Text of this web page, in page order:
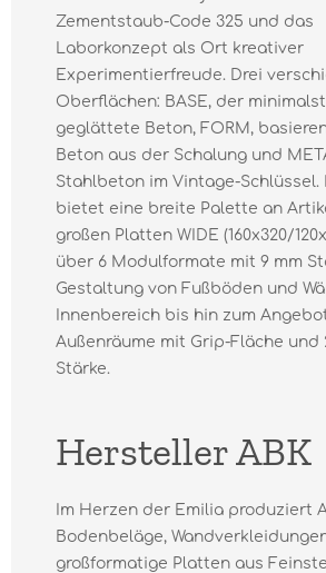
Zementstaub-Code 325 und das
Laborkonzept als Ort kreativer
Experimentierfreude. Drei
Oberflächen: BASE, der
geglättete Beton, FORM,
Beton aus der Schalung und
Stahlbeton im Vintage-Schlüssel.
bietet eine breite Palette an
großen Platten WIDE (160x320/
über 6 Modulformate mit 9 mm
Gestaltung von Fußböden und
Innenbereich bis hin zum
Außenräume mit Grip-Fläche und
Stärke.
Hersteller ABK
Im Herzen der Emilia produziert
Bodenbeläge,
großformatige Platten aus